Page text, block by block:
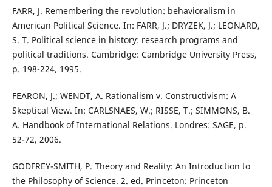
FARR, J. Remembering the revolution: behavioralism in
American Political Science. In: FARR, J.; DRYZEK, J.; LEONARD,
S. T. Political science in history: research programs and
political traditions. Cambridge: Cambridge University Press,
p. 198-224, 1995.
FEARON, J.; WENDT, A. Rationalism v. Constructivism: A
Skeptical View. In: CARLSNAES, W.; RISSE, T.; SIMMONS, B.
A. Handbook of International Relations. Londres: SAGE, p.
52-72, 2006.
GODFREY-SMITH, P. Theory and Reality: An Introduction to
the Philosophy of Science. 2. ed. Princeton: Princeton